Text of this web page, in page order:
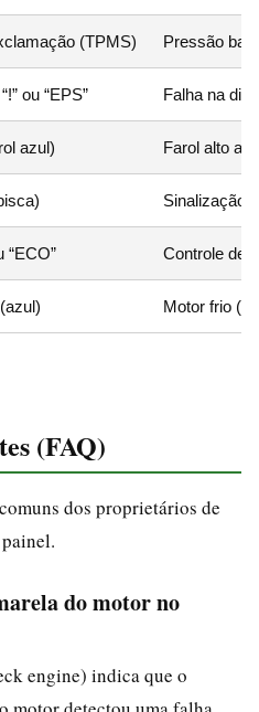
(TPMS) Pressão
ou “EPS” Falha na
azul) Farol alto
Sinalização
“ECO” Controle de
Motor frio
(FAQ)
dos proprietários de
do motor no
engine) indica que o